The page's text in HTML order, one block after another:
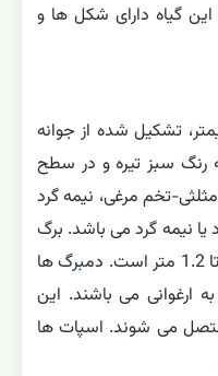
گیاه دارای شکل ها و
40 در 24.8 سانتیمتر، تشکیل شده از جوانه
رنگ سبز تیره و در سطح
تخم مرغی، نیمه گرد
یا نیمه گرد می باشد. برگ
ها دارای دمبرگ هایی به طول 0.8 تا 1.2 متر است. دمبرگ ها
ارغوانی می باشند. این
متصل می شوند. اسپات ها